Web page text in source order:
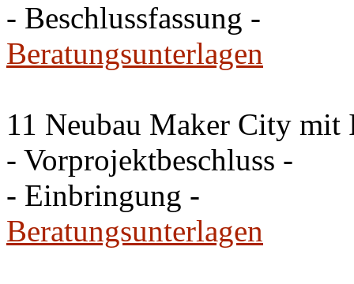
- Beschlussfassung -
Beratungsunterlagen
11 Neubau Maker City mit
- Vorprojektbeschluss -
- Einbringung -
Beratungsunterlagen